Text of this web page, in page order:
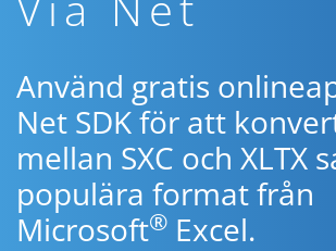
Använd gratis
Net SDK för att
mellan SXC och XLTX
populära format från
Microsoft® Excel.